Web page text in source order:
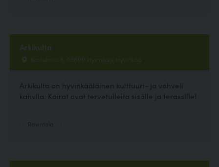
Arkikulta
Koulukatu 8, 05800 Hyvinkää, Hyvinkää
Arkikulta on hyvinkääläinen kulttuuri- ja vohveli
kahvila. Koirat ovat tervetulleita sisälle ja terassille!